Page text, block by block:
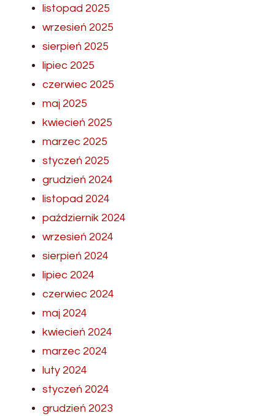
listopad 2025
wrzesień 2025
sierpień 2025
lipiec 2025
czerwiec 2025
maj 2025
kwiecień 2025
marzec 2025
styczeń 2025
grudzień 2024
listopad 2024
październik 2024
wrzesień 2024
sierpień 2024
lipiec 2024
czerwiec 2024
maj 2024
kwiecień 2024
marzec 2024
luty 2024
styczeń 2024
grudzień 2023